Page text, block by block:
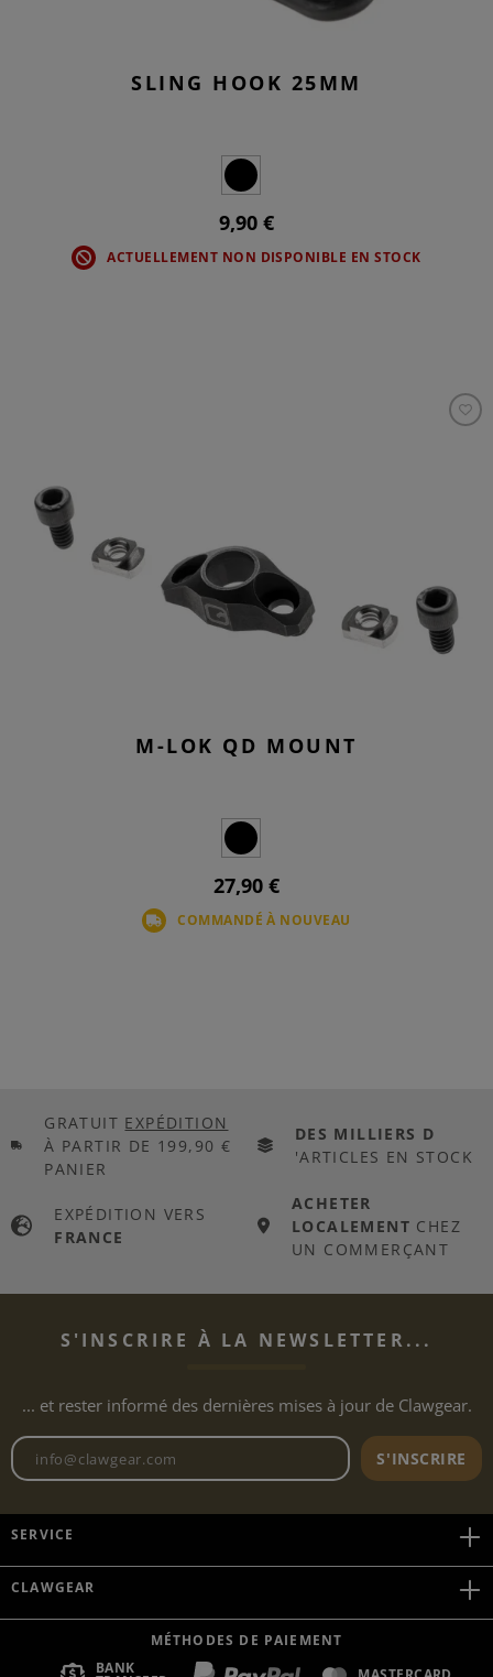
SLING HOOK 25MM
9,90 €
ACTUELLEMENT NON DISPONIBLE EN STOCK
M-LOK QD MOUNT
27,90 €
COMMANDÉ À NOUVEAU
GRATUIT EXPÉDITION
À PARTIR DE 199,90 €
PANIER
DES MILLIERS D
'ARTICLES EN STOCK
EXPÉDITION VERS
FRANCE
ACHETER
LOCALEMENT CHEZ
UN COMMERÇANT
S'INSCRIRE À LA NEWSLETTER...
... et rester informé des dernières mises à jour de Clawgear.
Adresse e-mail de laS'INSCRIRE
SERVICE
CLAWGEAR
MÉTHODES DE PAIEMENT
BANK